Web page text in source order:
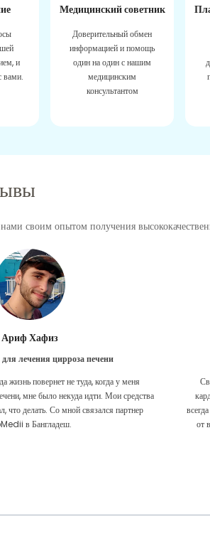
и
вами.
Медицинский советник
Доверительный обмен
информацией и помощь
один на один с нашим
медицинским
консультантом
своим опытом получения
Ариф Хафиз
лечения цирроза печени
жизнь повернет не туда, когда у меня
мне было некуда идти. Мои средства
что делать. Со мной связался партнер
в Бангладеш.
от